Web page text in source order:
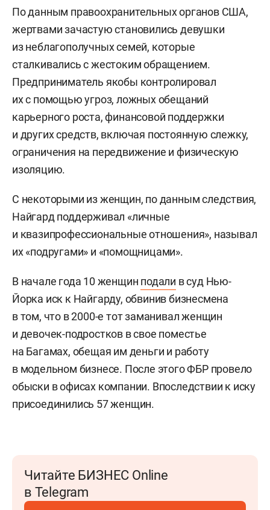
По данным правоохранительных органов США,
жертвами зачастую становились девушки
из неблагополучных семей, которые
сталкивались с жестоким обращением.
Предприниматель якобы контролировал
их с помощью угроз, ложных обещаний
карьерного роста, финансовой поддержки
и других средств, включая постоянную слежку,
ограничения на передвижение и физическую
изоляцию.
С некоторыми из женщин, по данным следствия,
Найгард поддерживал «личные
и квазипрофессиональные отношения», называл
их «подругами» и «помощницами».
В начале года 10 женщин подали в суд Нью-
Йорка иск к Найгарду, обвинив бизнесмена
в том, что в 2000-е тот заманивал женщин
и девочек-подростков в свое поместье
на Багамах, обещая им деньги и работу
в модельном бизнесе. После этого ФБР провело
обыски в офисах компании. Впоследствии к иску
присоединились 57 женщин.
Читайте БИЗНЕС Online
в Telegram